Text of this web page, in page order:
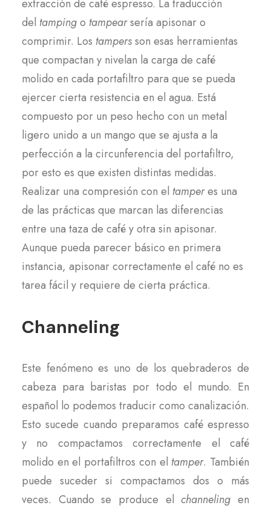
extracción de café espresso. La traducción
del tampingo tampearsería apisonar o
comprimir. Los tampersson esas herramientas
que compactan y nivelan la carga de café
molido en cada portafiltro para que se pueda
ejercer cierta resistencia en el agua. Está
compuesto por un peso hecho con un metal
ligero unido a un mango que se ajusta a la
perfección a la circunferencia del portafiltro,
por esto es que existen distintas medidas.
Realizar una compresión con el tamperes una
de las prácticas que marcan las diferencias
entre una taza de café y otra sin apisonar.
Aunque pueda parecer básico en primera
instancia, apisonar correctamente el café no es
tarea fácil y requiere de cierta práctica.
Channeling
Este fenómeno es uno de los quebraderos de
cabeza para baristas por todo el mundo. En
español lo podemos traducir como canalización.
Esto sucede cuando preparamos café espresso
y no compactamos correctamente el café
molido en el portafiltros con el tamper. También
puede suceder si compactamos dos o más
veces. Cuando se produce el channeling en